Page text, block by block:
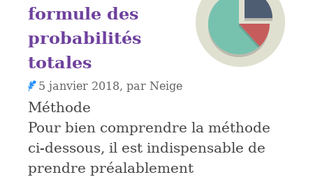
formule des
probabilités
totales
5 janvier 2018, par Neige
Méthode
Pour bien comprendre la méthode
ci-dessous, il est indispensable de
prendre préalablement